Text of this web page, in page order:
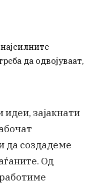
да одвојуваат,
идеи, зајакнати
да создадеме
Од